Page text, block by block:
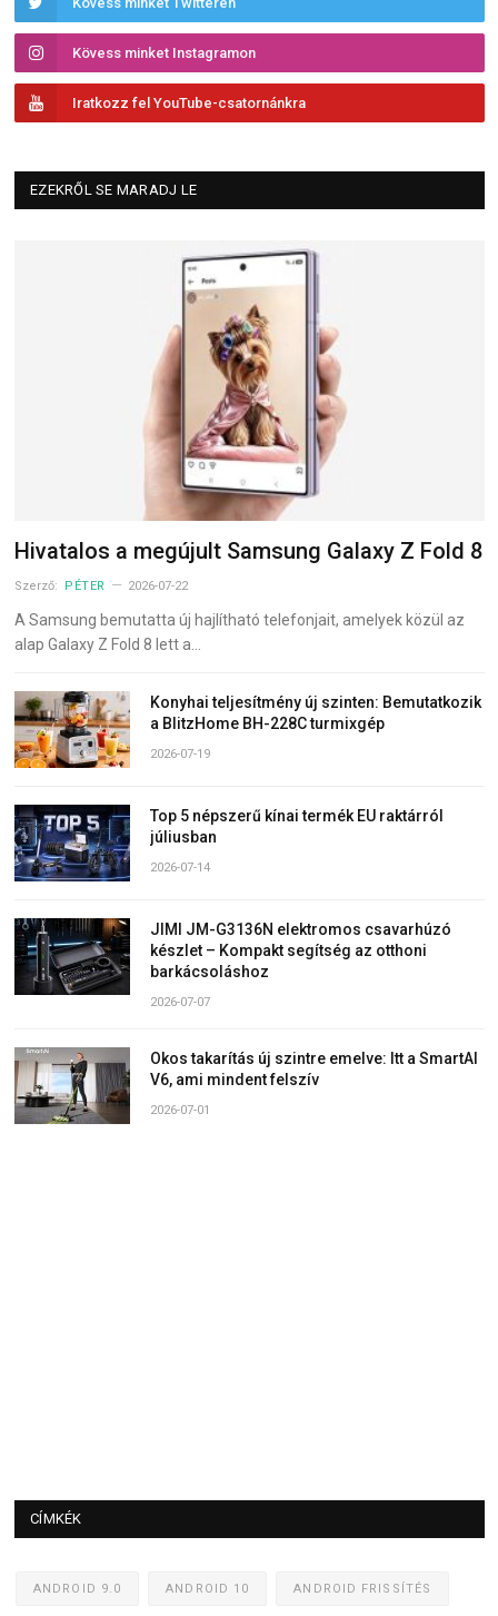
Kövess minket Instagramon
Iratkozz fel YouTube-csatornánkra
EZEKRŐL SE MARADJ LE
Hivatalos a megújult Samsung Galaxy Z Fold 8
Szerző: PÉTER 2026-07-22
A Samsung bemutatta új hajlítható telefonjait, amelyek közül az
alap Galaxy Z Fold 8 lett a…
Konyhai teljesítmény új szinten: Bemutatkozik
a BlitzHome BH-228C turmixgép
2026-07-19
Top 5 népszerű kínai termék EU raktárról
júliusban
2026-07-14
JIMI JM-G3136N elektromos csavarhúzó
készlet – Kompakt segítség az otthoni
barkácsoláshoz
2026-07-07
Okos takarítás új szintre emelve: Itt a SmartAI
V6, ami mindent felszív
2026-07-01
CÍMKÉK
ANDROID 9.0 ANDROID 10 ANDROID FRISSÍTÉS